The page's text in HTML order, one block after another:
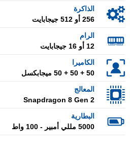
الذاكرة
256 أو 512 جيجابايت
الرام
12 أو 16 جيجابايت
الكاميرا
50 + 50 + 50 ميجابكسل
المعالج
Snapdragon 8 Gen 2
البطارية
5000 مللي أمبير - 100 واط